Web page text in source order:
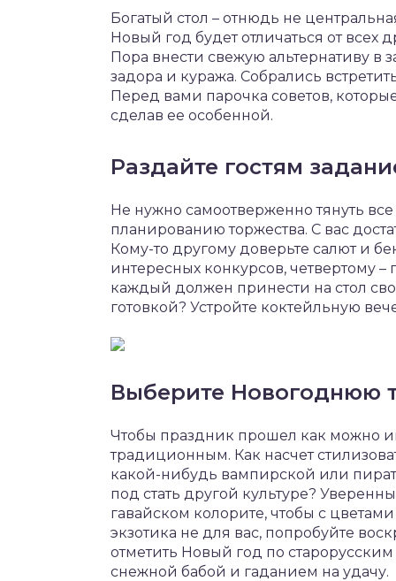
Богатый стол – отнюдь не
Новый год будет отличаться от всех
Пора внести свежую альтернативу в
задора и куража. Собрались
Перед вами парочка советов,
сделав ее особенной.
Раздайте гостям
Не нужно самоотверженно тянуть
планированию торжества. С вас
Кому-то другому доверьте салют и
интересных конкурсов, четвертому
каждый должен принести на стол
готовкой? Устройте коктейльную
Выберите Новогоднюю
Чтобы праздник прошел как можно
традиционным. Как насчет
какой-нибудь вампирской или
под стать другой культуре?
гавайском колорите, чтобы с
экзотика не для вас, попробуйте
отметить Новый год по
снежной бабой и гаданием на удачу.